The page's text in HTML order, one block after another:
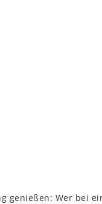
genießen: Wer bei